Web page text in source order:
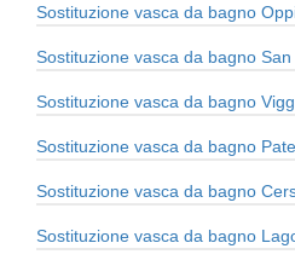
Sostituzione vasca da bagno
Sostituzione vasca da bagno
Sostituzione vasca da bagno
Sostituzione vasca da bagno
Sostituzione vasca da bagno
Sostituzione vasca da bagno